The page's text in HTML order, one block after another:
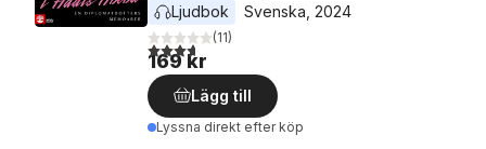
Ljudbok
Svenska 2024
3,7utav 5 stjärnor. Totalt antal röster:
(11)
169 kr
Lägg till
Lyssna direkt efter köp